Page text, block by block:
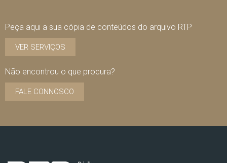
Peça aqui a sua cópia de conteúdos do arquivo RTP
VER SERVIÇOS
Não encontrou o que procura?
FALE CONNOSCO